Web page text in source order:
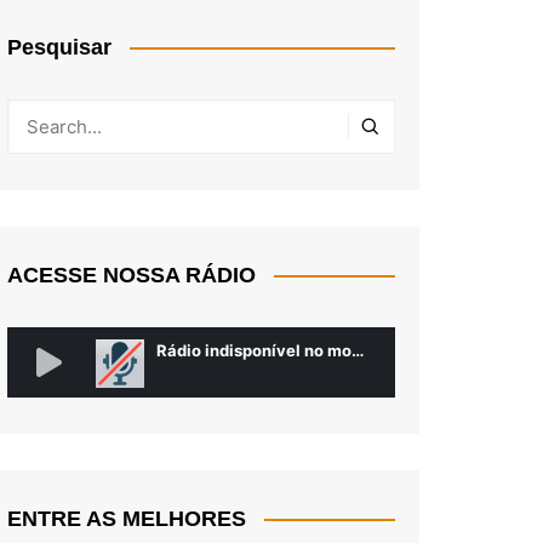
Pesquisar
ACESSE NOSSA RÁDIO
ENTRE AS MELHORES